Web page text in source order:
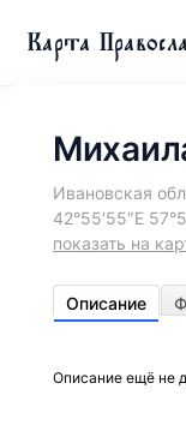
Карта
Ивановская
42°55′55″E
показать на
Описание
Описание ещё не